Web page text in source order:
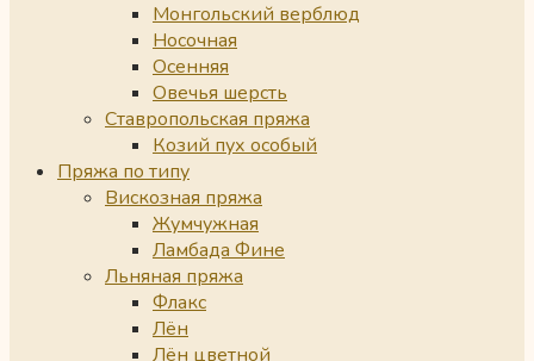
Монгольский верблюд
Носочная
Осенняя
Овечья шерсть
Ставропольская пряжа
Козий пух особый
Пряжа по типу
Вискозная пряжа
Жумчужная
Ламбада Фине
Льняная пряжа
Флакс
Лён
Лён цветной